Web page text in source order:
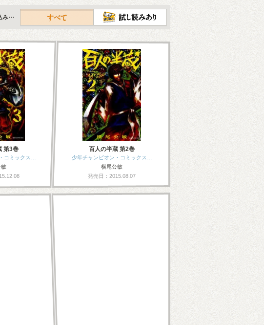
すべて
第3巻
コミックス…
敏
百人の半蔵 第2巻
少年チャンピオン・コミックス…
横尾公敏
発売日：2015.08.07